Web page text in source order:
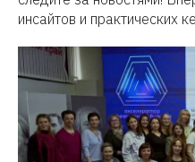
инсайтов и практических